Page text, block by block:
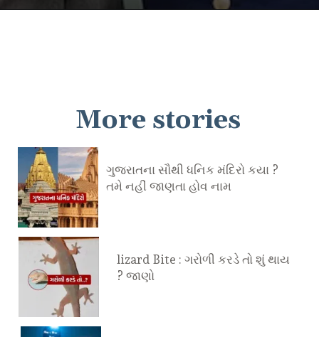
More stories
ગુજરાતના સૌથી ધનિક મંદિરો કયા ?
તમે નહીં જાણતા હોવ નામ
lizard Bite : ગરોળી કરડે તો શું થાય
? જાણો